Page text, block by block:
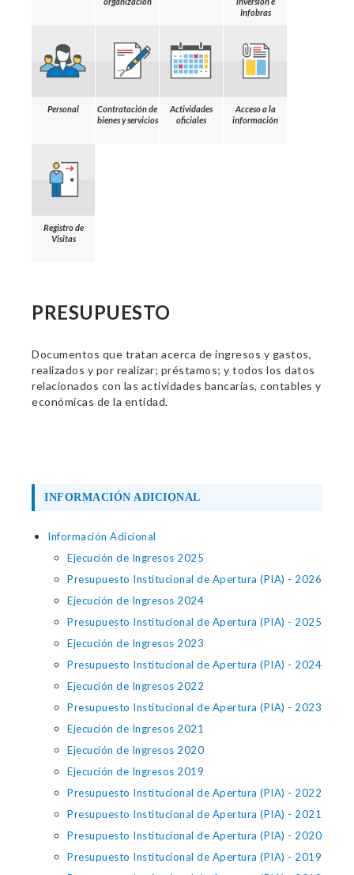
Infobras
Personal
Contratación de
bienes y servicios
Actividades
oficiales
Acceso a la
información
Registro de
Visitas
PRESUPUESTO
Documentos que tratan acerca de ingresos y gastos,
realizados y por realizar; préstamos; y todos los datos
relacionados con las actividades bancarias, contables y
económicas de la entidad.
INFORMACIÓN ADICIONAL
Información Adicional
Ejecución de Ingresos 2025
Presupuesto Institucional de Apertura (PIA) - 2026
Ejecución de Ingresos 2024
Presupuesto Institucional de Apertura (PIA) - 2025
Ejecución de Ingresos 2023
Presupuesto Institucional de Apertura (PIA) - 2024
Ejecución de Ingresos 2022
Presupuesto Institucional de Apertura (PIA) - 2023
Ejecución de Ingresos 2021
Ejecución de Ingresos 2020
Ejecución de Ingresos 2019
Presupuesto Institucional de Apertura (PIA) - 2022
Presupuesto Institucional de Apertura (PIA) - 2021
Presupuesto Institucional de Apertura (PIA) - 2020
Presupuesto Institucional de Apertura (PIA) - 2019